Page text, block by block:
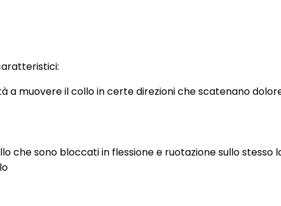
a muovere il collo in certe direzioni che scatenano
che sono bloccati in flessione e ruotazione sullo stesso